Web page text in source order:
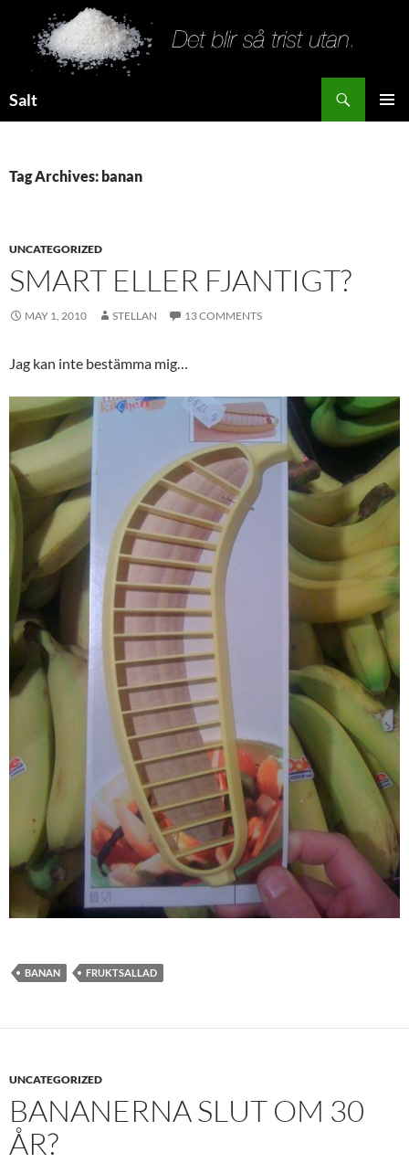
Salt
Tag Archives: banan
UNCATEGORIZED
SMART ELLER FJANTIGT?
MAY 1, 2010 STELLAN 13 COMMENTS
Jag kan inte bestämma mig…
BANAN FRUKTSALLAD
UNCATEGORIZED
BANANERNA SLUT OM 30
ÅR?